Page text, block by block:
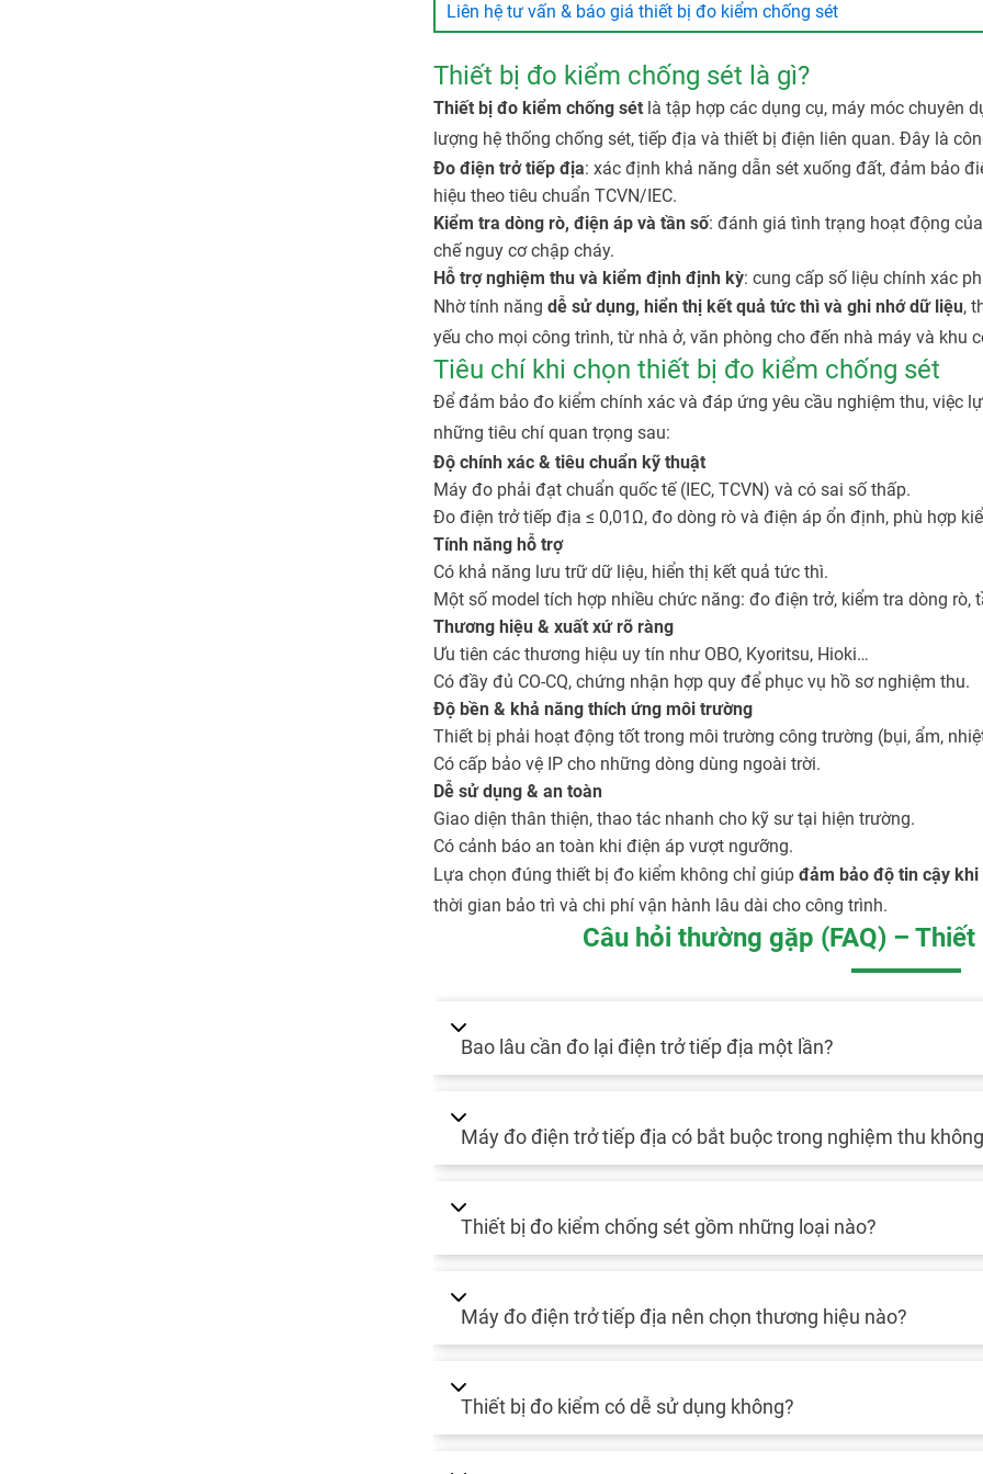
Liên hệ tư vấn & báo giá thiết bị đo kiểm chống sét
Thiết bị đo kiểm chống sét là gì?
Thiết bị đo kiểm chống sétlà tập hợp các dụng cụ, máy móc chuyên
lượng hệ thống chống sét, tiếp địa và thiết bị điện liên quan. Đây là
Đo điện trở tiếp địa: xác định khả năng dẫn sét xuống đất, đảm bảo
hiệu theo tiêu chuẩn TCVN/IEC.
Kiểm tra dòng rò, điện áp và tần số: đánh giá tình trạng hoạt động
chế nguy cơ chập cháy.
Hỗ trợ nghiệm thu và kiểm định định kỳ: cung cấp số liệu chính xác
Nhờ tính năng dễ sử dụng, hiển thị kết quả tức thì và ghi nhớ dữ liệu,
yếu cho mọi công trình, từ nhà ở, văn phòng cho đến nhà máy và khu
Tiêu chí khi chọn thiết bị đo kiểm chống sét
Để đảm bảo đo kiểm chính xác và đáp ứng yêu cầu nghiệm thu, việc
những tiêu chí quan trọng sau:
Độ chính xác & tiêu chuẩn kỹ thuật
Máy đo phải đạt chuẩn quốc tế (IEC, TCVN) và có sai số thấp.
Đo điện trở tiếp địa ≤ 0,01Ω, đo dòng rò và điện áp ổn định, phù hợp
Tính năng hỗ trợ
Có khả năng lưu trữ dữ liệu, hiển thị kết quả tức thì.
Một số model tích hợp nhiều chức năng: đo điện trở, kiểm tra dòng rò,
Thương hiệu & xuất xứ rõ ràng
Ưu tiên các thương hiệu uy tín như OBO, Kyoritsu, Hioki…
Có đầy đủ CO-CQ, chứng nhận hợp quy để phục vụ hồ sơ nghiệm thu.
Độ bền & khả năng thích ứng môi trường
Thiết bị phải hoạt động tốt trong môi trường công trường (bụi, ẩm,
Có cấp bảo vệ IP cho những dòng dùng ngoài trời.
Dễ sử dụng & an toàn
Giao diện thân thiện, thao tác nhanh cho kỹ sư tại hiện trường.
Có cảnh báo an toàn khi điện áp vượt ngưỡng.
Lựa chọn đúng thiết bị đo kiểm không chỉ giúp đảm bảo độ tin cậy
thời gian bảo trì và chi phí vận hành lâu dài cho công trình.
Câu hỏi thường gặp (FAQ) –
Bao lâu cần đo lại điện trở tiếp địa một lần?
Máy đo điện trở tiếp địa có bắt buộc trong nghiệm thu
Thiết bị đo kiểm chống sét gồm những loại nào?
Máy đo điện trở tiếp địa nên chọn thương hiệu nào?
Thiết bị đo kiểm có dễ sử dụng không?